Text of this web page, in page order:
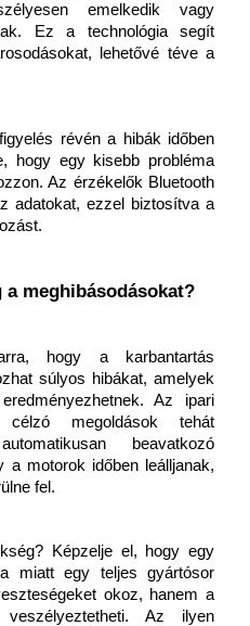
emelkedik vagy
Ez a technológia segít
lehetővé téve a
révén a hibák időben
hogy egy kisebb probléma
Az érzékelők Bluetooth
adatokat, ezzel biztosítva a
meghibásodásokat?
hogy a karbantartás
súlyos hibákat, amelyek
Az ipari
célzó megoldások tehát
beavatkozó
a motorok időben leálljanak,
fel.
Képzelje el, hogy egy
miatt egy teljes gyártósor
okoz, hanem a
Az ilyen